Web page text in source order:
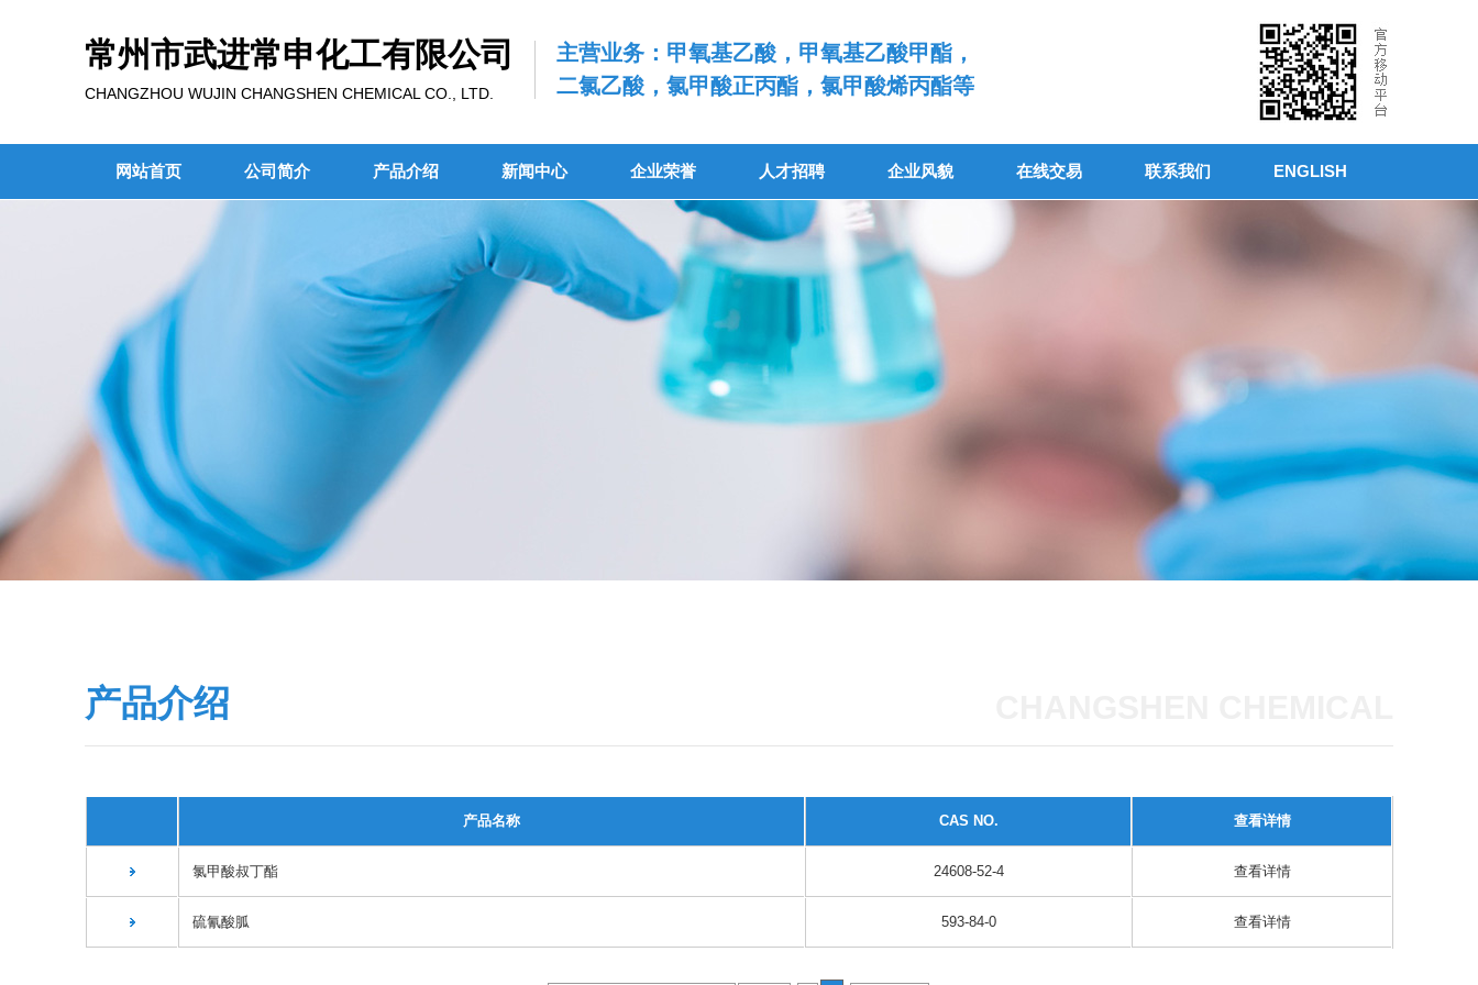
常州市武进常申化工有限公司
CHANGZHOU WUJIN CHANGSHEN CHEMICAL CO., LTD.
主营业务：甲氧基乙酸，甲氧基乙酸甲酯，
二氯乙酸，氯甲酸正丙酯，氯甲酸烯丙酯等
网站首页 公司简介 产品介绍 新闻中心 企业荣誉 人才招聘 企业风貌 在线交易 联系我们 ENGLISH
产品介绍
产品名称 CAS NO. 查看详情
氯甲酸叔丁酯 24608-52-4 查看详情
硫氰酸胍 593-84-0 查看详情